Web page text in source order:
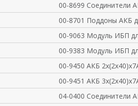
00-8699 Соединители
00-8701 Поддоны АКБ
00-9063 Модуль ИБП
00-9383 Модуль ИБП
00-9450 АКБ
00-9451 АКБ
04-0400 Соединители